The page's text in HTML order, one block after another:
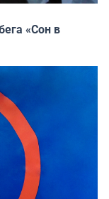
«Сон в